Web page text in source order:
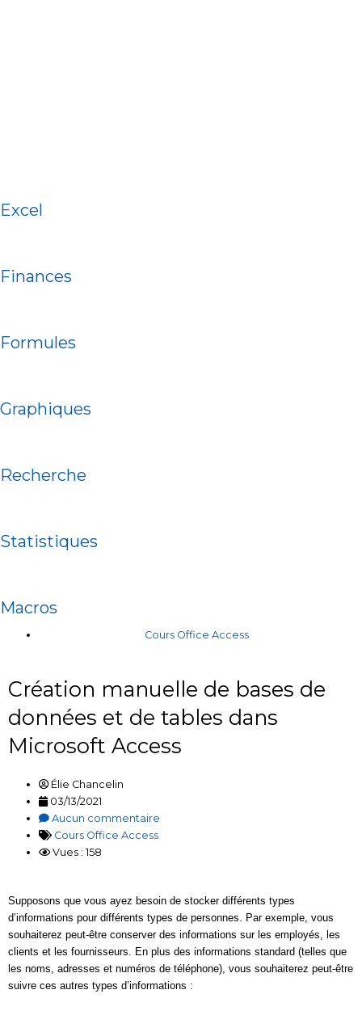
Excel
Finances
Formules
Graphiques
Recherche
Statistiques
Macros
Cours Office Access
Création manuelle de bases de
données et de tables dans
Microsoft Access
Élie Chancelin
03/13/2021
Aucun commentaire
Cours Office Access
Vues : 158
Supposons que vous ayez besoin de stocker différents types
d’informations pour différents types de personnes. Par exemple, vous
souhaiterez peut-être conserver des informations sur les employés, les
clients et les fournisseurs. En plus des informations standard (telles que
les noms, adresses et numéros de téléphone), vous souhaiterez peut-être
suivre ces autres types d’informations :